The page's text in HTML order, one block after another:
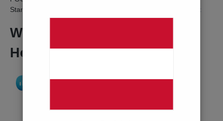
Stangenabdeckung für Holzpools
Mit Leiter-Ausschnitt
Woodstar-Abdeckung für
Holzpool Pool-n-Box 5 x 2